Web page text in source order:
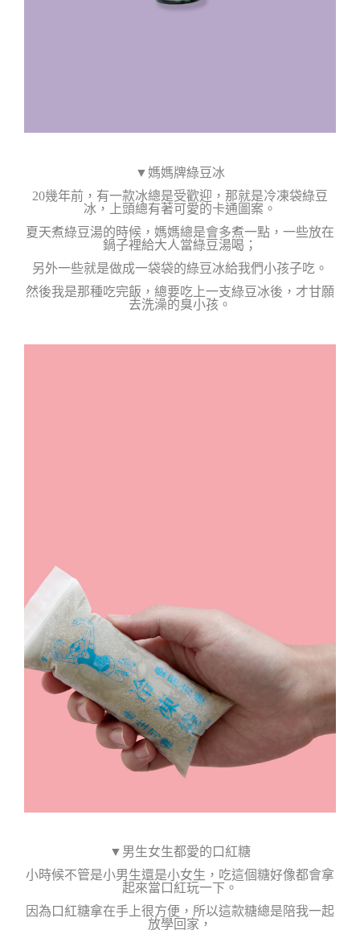
▼媽媽牌綠豆冰
20幾年前，有一款冰總是受歡迎，那就是冷凍袋綠豆
冰，
上頭總有著可愛的卡通圖案。
夏天煮綠豆湯的時候，媽媽總是會多煮一點，一些放在
鍋子裡給大人當綠豆湯喝；
另外一些就是做成一袋袋的綠豆冰給我們小孩子吃。
然後我是那種吃完飯，總要吃上一支綠豆冰後，才甘願
去洗澡的臭小孩。
▼男生女生都愛的口紅糖
小時候不管是小男生還是小女生，吃這個糖好像都會拿
起來當口紅玩一下。
因為口紅糖拿在手上很方便，所以這款糖總是陪我一起
放學回家，